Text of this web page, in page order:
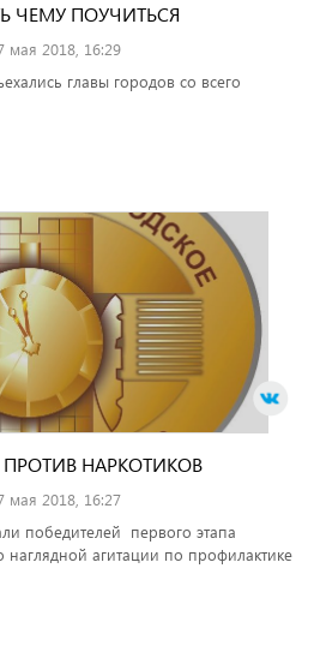
ЧЕМУ ПОУЧИТЬСЯ
мая 2018, 16:29
главы городов со всего
НАРКОТИКОВ
мая 2018, 16:27
победителей первого этапа
наглядной агитации по профилактике